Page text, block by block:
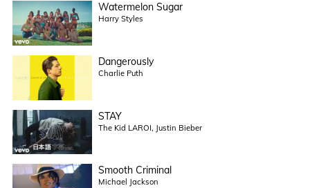
Watermelon Sugar
Harry Styles
Dangerously
Charlie Puth
STAY
The Kid LAROI, Justin Bieber
Smooth Criminal
Michael Jackson